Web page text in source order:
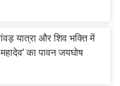
यात्रा और शिव भक्ति में
का पावन जयघोष